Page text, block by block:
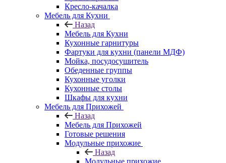
Кресло-качалка
Мебель для Кухни
Назад
Мебель для Кухни
Кухонные гарнитуры
Фартуки для кухни (панели МДФ)
Мойка, посудосушитель
Обеденные группы
Кухонные уголки
Кухонные столы
Шкафы для кухни
Мебель для Прихожей
Назад
Мебель для Прихожей
Готовые решения
Модульные прихожие
Назад
Модульные прихожие